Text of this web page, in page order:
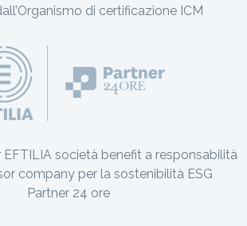
di certificazione ICM
EFTILIA società benefit a responsabilità
company per la sostenibilità ESG
Partner 24 ore